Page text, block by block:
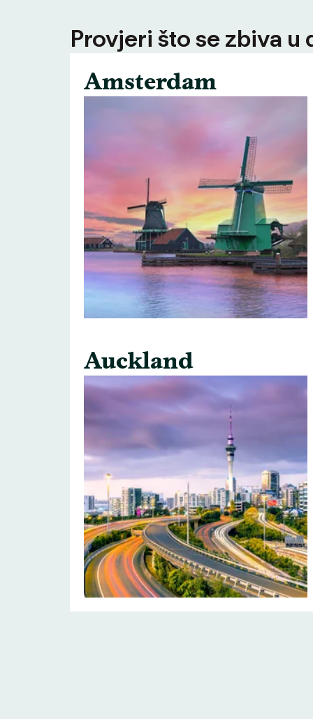
Provjeri što se zbiva
Amsterdam
Auckland